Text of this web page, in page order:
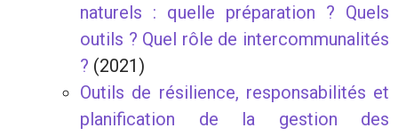
naturels : quelle préparation ? Quels
outils ? Quel rôle de intercommunalités
? (2021)
Outils de résilience, responsabilités et
planification de la gestion des